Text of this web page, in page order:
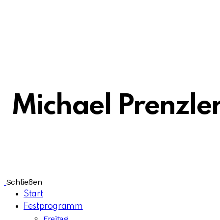
Michael
Schließen
Start
Festprogramm